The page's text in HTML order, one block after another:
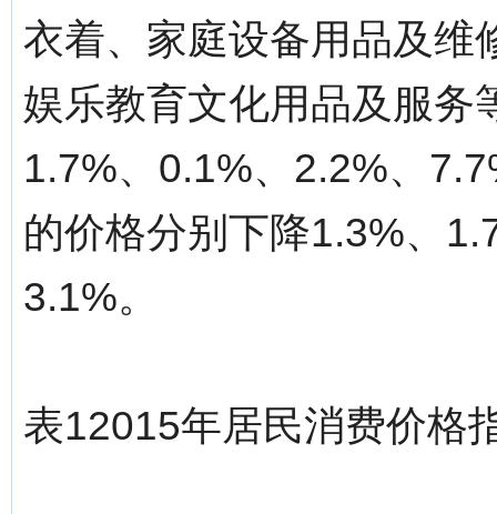
衣着、家庭设备用品及维
娱乐教育文化用品及服务
1.7%、0.1%、2.2%、
的价格分别下降1.3%、
3.1%。
表12015年居民消费价格